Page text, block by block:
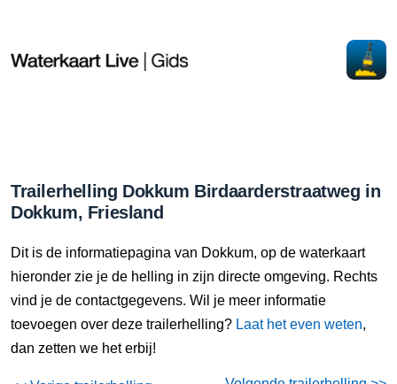
Trailerhelling Dokkum Birdaarderstraatweg in
Dokkum, Friesland
Dit is de informatiepagina van Dokkum, op de waterkaart
hieronder zie je de helling in zijn directe omgeving. Rechts
vind je de contactgegevens. Wil je meer informatie
toevoegen over deze trailerhelling? Laat het even weten,
dan zetten we het erbij!